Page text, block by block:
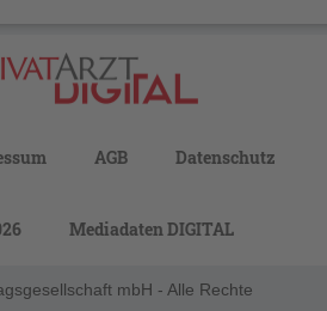
AGB Datenschutz
Mediadaten DIGITAL
mbH - Alle Rechte